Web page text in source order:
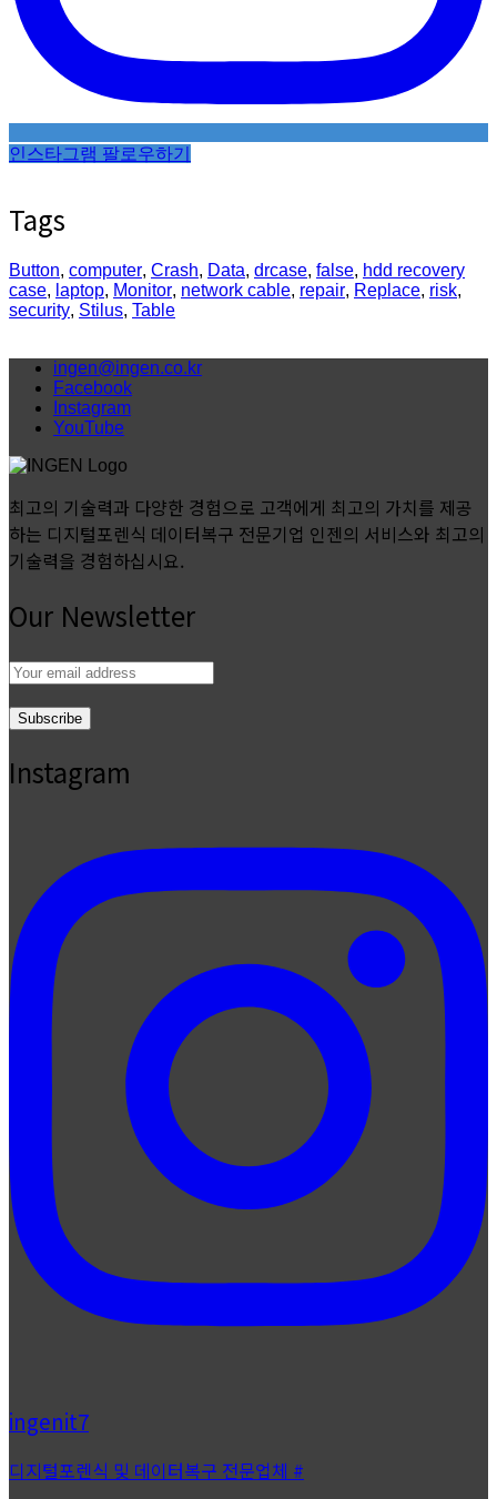
인스타그램 팔로우하기
Tags
Button, computer, Crash, Data, drcase, false, hdd recovery
case, laptop, Monitor, network cable, repair, Replace, risk,
security, Stilus, Table
ingen@ingen.co.kr
Facebook
Instagram
YouTube
최고의 기술력과 다양한 경험으로 고객에게 최고의 가치를 제공
하는 디지털포렌식 데이터복구 전문기업 인젠의 서비스와 최고의
기술력을 경험하십시요.
Our Newsletter
Email
address:
Instagram
ingenit7
디지털포렌식 및 데이터복구 전문업체 #